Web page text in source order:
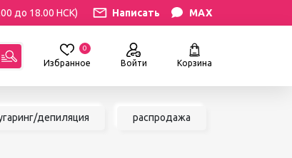
до 18.00 НСК) Написать MAX
Избранное
0
Войти Корзина
депиляция распродажа